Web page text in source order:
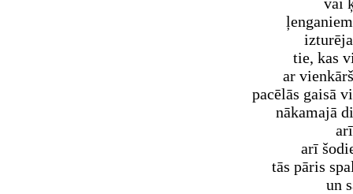
tie, kas
ar
pacēlās gaisā
nākamajā
arī
tās pāris
un